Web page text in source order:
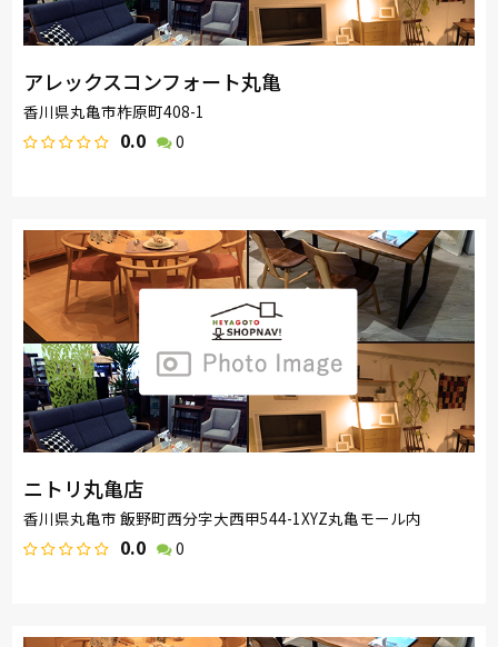
アレックスコンフォート丸亀
香川県丸亀市柞原町408-1
0.0 0
ニトリ丸亀店
香川県丸亀市 飯野町西分字大西甲544-1XYZ丸亀モール内
0.0 0